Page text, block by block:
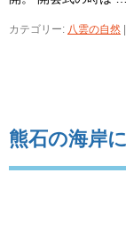
カテゴリー: 八雲の自然
熊石の海岸